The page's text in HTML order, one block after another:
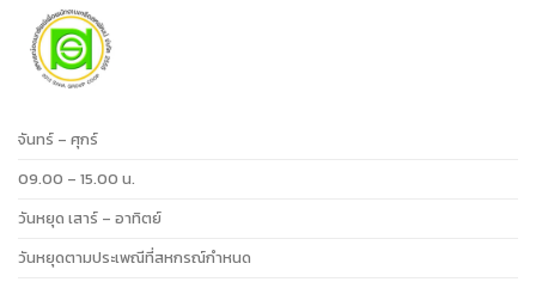
จันทร์ – ศุกร์
09.00 – 15.00 น.
วันหยุด เสาร์ – อาทิตย์
วันหยุดตามประเพณีที่สหกรณ์กำหนด